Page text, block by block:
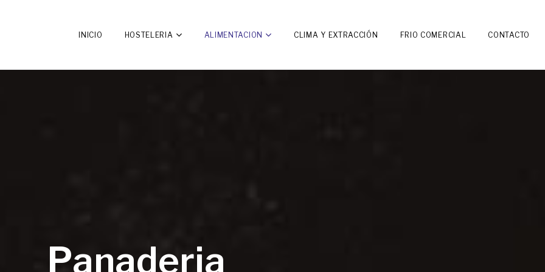
INICIO HOSTELERIA ALIMENTACION CLIMA Y EXTRACCIÓN FRIO COMERCIAL CONTACTO
Panaderia